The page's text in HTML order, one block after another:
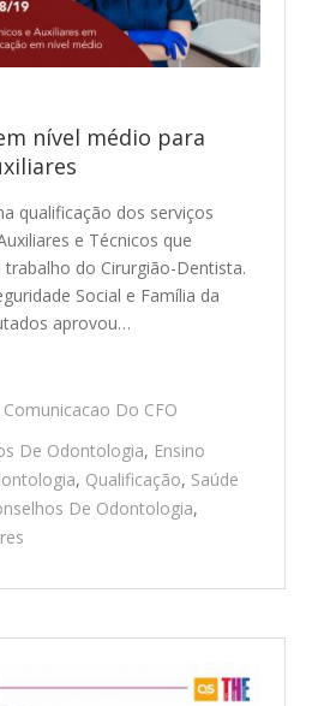
nível médio para
qualificação dos serviços
e Técnicos que
do Cirurgião-Dentista.
Social e Família da
aprovou…
Do CFO
De Odontologia, Ensino
, Qualificação, Saúde
De Odontologia,